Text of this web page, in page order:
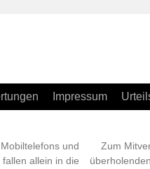
Impressum
und
allein in die
Zum